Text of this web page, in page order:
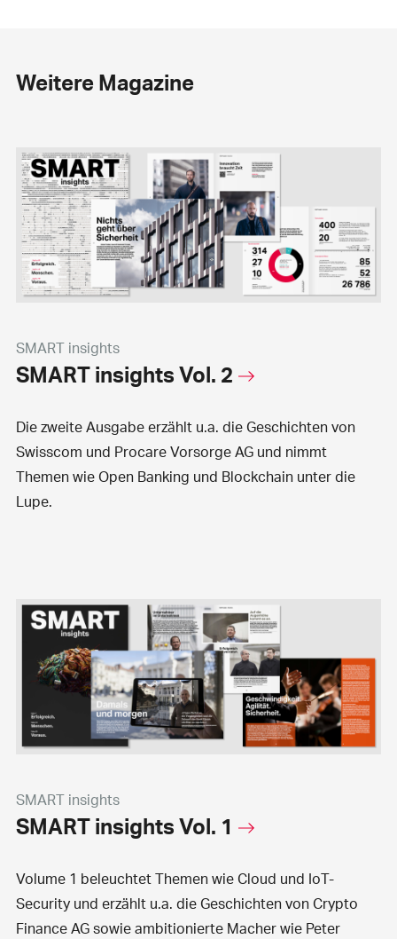
Weitere Magazine
SMART insights
SMART insights Vol. 2
Die zweite Ausgabe erzählt u.a. die Geschichten von
Swisscom und Procare Vorsorge AG und nimmt
Themen wie Open Banking und Blockchain unter die
Lupe.
SMART insights
SMART insights Vol. 1
Volume 1 beleuchtet Themen wie Cloud und IoT-
Security und erzählt u.a. die Geschichten von Crypto
Finance AG sowie ambitionierte Macher wie Peter